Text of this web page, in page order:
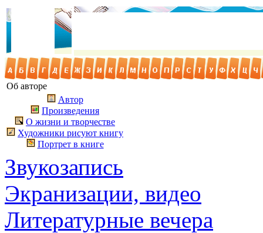
Об авторе
Автор
Произведения
О жизни и творчестве
Художники рисуют книгу
Портрет в книге
Звукозапись
Экранизации, видео
Литературные вечера